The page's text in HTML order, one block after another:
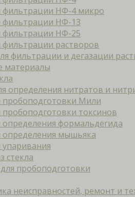
фильтрации НФ-4 микро
фильтрации НФ-13
фильтрации НФ-25
фильтрации растворов
фильтрации и дегазации
материалы
определения нитратов и
пробоподготовки Мили
пробоподготовки токсинов
определения формальдегида
определения мышьяка
стекла
пробоподготовки
неисправностей, ремонт и